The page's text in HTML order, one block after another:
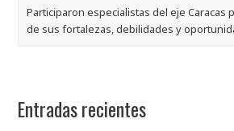
Participaron especialistas del eje Caracas
de sus fortalezas, debilidades y
Entradas recientes